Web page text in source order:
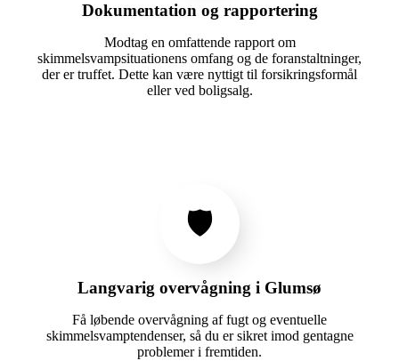
Dokumentation og rapportering
Modtag en omfattende rapport om
skimmelsvampsituationens omfang og de foranstaltninger,
der er truffet. Dette kan være nyttigt til forsikringsformål
eller ved boligsalg.
🛡️
Langvarig overvågning i Glumsø
Få løbende overvågning af fugt og eventuelle
skimmelsvamptendenser, så du er sikret imod gentagne
problemer i fremtiden.